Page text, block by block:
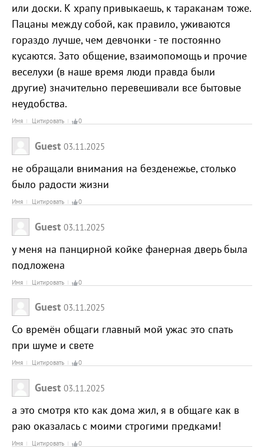
или доски. К храпу привыкаешь, к тараканам тоже.
Пацаны между собой, как правило, уживаются
гораздо лучше, чем девчонки - те постоянно
кусаются. Зато общение, взаимопомощь и прочие
веселухи (в наше время люди правда были
другие) значительно перевешивали все бытовые
неудобства.
Имя Цитировать 0
Guest 03.11.2025
не обращали внимания на безденежье, столько
было радости жизни
Имя Цитировать 0
Guest 03.11.2025
у меня на панцирной койке фанерная дверь была
подложена
Имя Цитировать 0
Guest 03.11.2025
Со времён общаги главный мой ужас это спать
при шуме и свете
Имя Цитировать 0
Guest 03.11.2025
а это смотря кто как дома жил, я в общаге как в
раю оказалась с моими строгими предками!
Имя Цитировать 0